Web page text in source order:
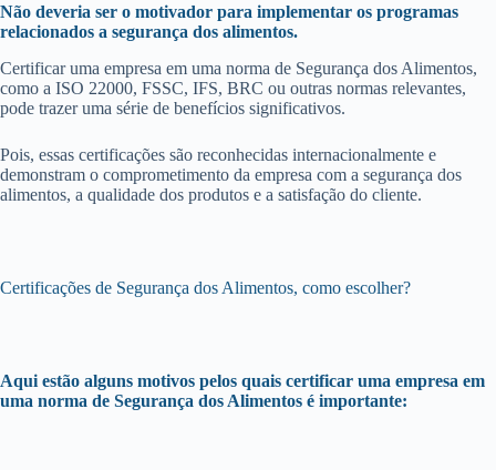
Não deveria ser o motivador para implementar os programas
relacionados a segurança dos alimentos.
Certificar uma empresa em uma norma de Segurança dos Alimentos,
como a ISO 22000, FSSC, IFS, BRC ou outras normas relevantes,
pode trazer uma série de benefícios significativos.
Pois, essas certificações são reconhecidas internacionalmente e
demonstram o comprometimento da empresa com a segurança dos
alimentos, a qualidade dos produtos e a satisfação do cliente.
Certificações de Segurança dos Alimentos, como escolher?
Aqui estão alguns motivos pelos quais certificar uma empresa em
uma norma de Segurança dos Alimentos é importante: